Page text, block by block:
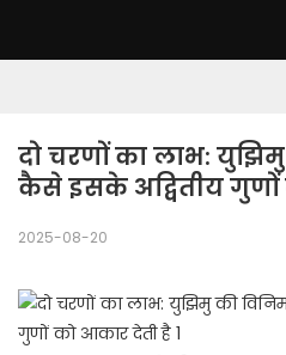
दो चरणों का लाभ: युझिमु
कैसे इसके अद्वितीय
2025-08-20